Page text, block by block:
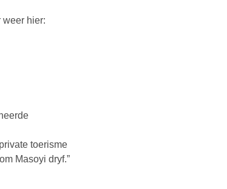
weer hier:
toerisme
Masoyi dryf.”